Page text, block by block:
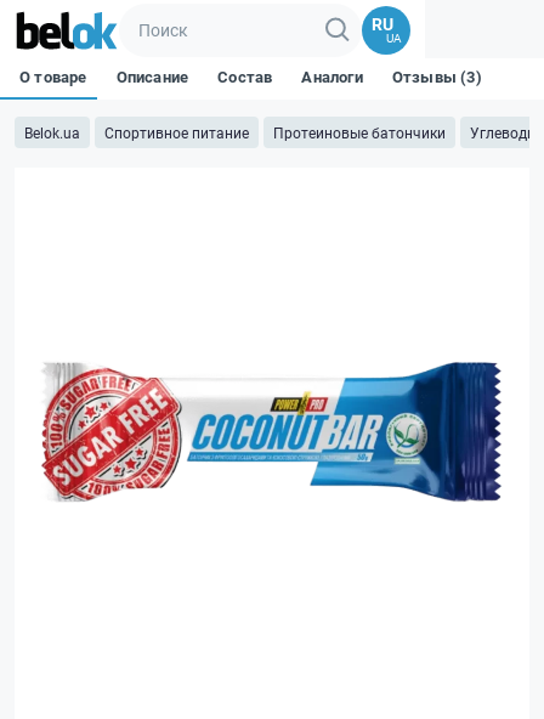
RU
UA
Belok.ua Спортивное питание Протеиновые батончики
О товаре Описание Состав Аналоги Отзывы (3)